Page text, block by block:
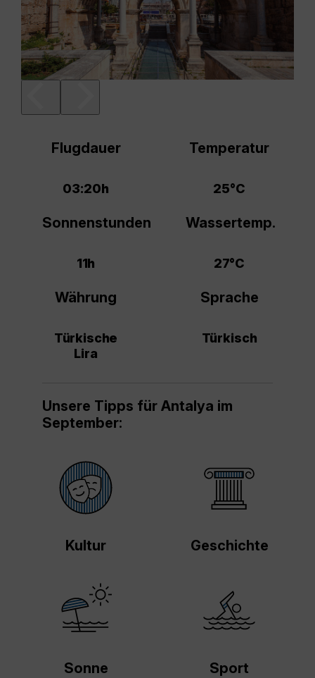
Flugdauer
03:20h
Temperatur
25°C
Sonnenstunden
11h
Wassertemp.
27°C
Währung
Türkische
Lira
Sprache
Türkisch
Unsere Tipps für Antalya im
September:
Kultur Geschichte
Sonne Sport